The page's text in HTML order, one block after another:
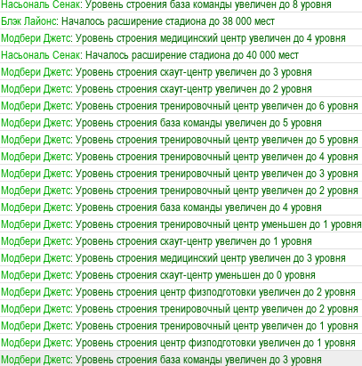
Насьональ Сенак: Уровень строения база команды увеличен до 8 уровня
Блэк Лайонс: Началось расширение стадиона до 38 000 мест
Модбери Джетс: Уровень строения медицинский центр увеличен до 4 уровня
Насьональ Сенак: Началось расширение стадиона до 40 000 мест
Модбери Джетс: Уровень строения скаут-центр увеличен до 3 уровня
Модбери Джетс: Уровень строения скаут-центр увеличен до 2 уровня
Модбери Джетс: Уровень строения тренировочный центр увеличен до 6 уровня
Модбери Джетс: Уровень строения база команды увеличен до 5 уровня
Модбери Джетс: Уровень строения тренировочный центр увеличен до 5 уровня
Модбери Джетс: Уровень строения тренировочный центр увеличен до 4 уровня
Модбери Джетс: Уровень строения тренировочный центр увеличен до 3 уровня
Модбери Джетс: Уровень строения тренировочный центр увеличен до 2 уровня
Модбери Джетс: Уровень строения база команды увеличен до 4 уровня
Модбери Джетс: Уровень строения тренировочный центр уменьшен до 1 уровня
Модбери Джетс: Уровень строения скаут-центр увеличен до 1 уровня
Модбери Джетс: Уровень строения медицинский центр увеличен до 3 уровня
Модбери Джетс: Уровень строения скаут-центр уменьшен до 0 уровня
Модбери Джетс: Уровень строения центр физподготовки увеличен до 2 уровня
Модбери Джетс: Уровень строения тренировочный центр увеличен до 2 уровня
Модбери Джетс: Уровень строения тренировочный центр увеличен до 1 уровня
Модбери Джетс: Уровень строения центр физподготовки увеличен до 1 уровня
Модбери Джетс: Уровень строения база команды увеличен до 3 уровня